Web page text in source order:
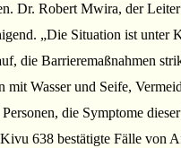
Dr. Robert Mwira, der Leiter
„Die Situation ist unter
die Barrieremaßnahmen
mit Wasser und Seife,
die Symptome
638 bestätigte Fälle von